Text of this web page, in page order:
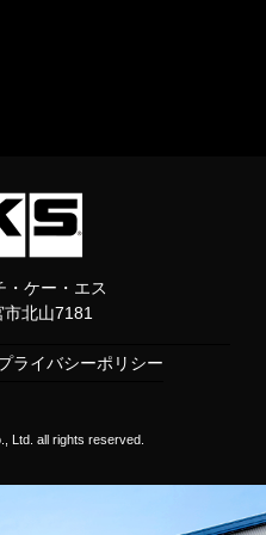
・ケー・エス
北山7181
ライバシーポリシー
Ltd. all rights reserved.